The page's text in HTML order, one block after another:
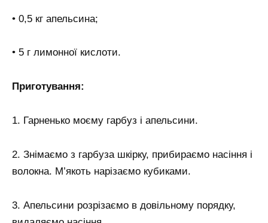
• 0,5 кг апельсина;
• 5 г лимонної кислоти.
Приготування:
1. Гарненько моєму гарбуз і апельсини.
2. Знімаємо з гарбуза шкірку, прибираємо насіння і
волокна. М’якоть нарізаємо кубиками.
3. Апельсини розрізаємо в довільному порядку,